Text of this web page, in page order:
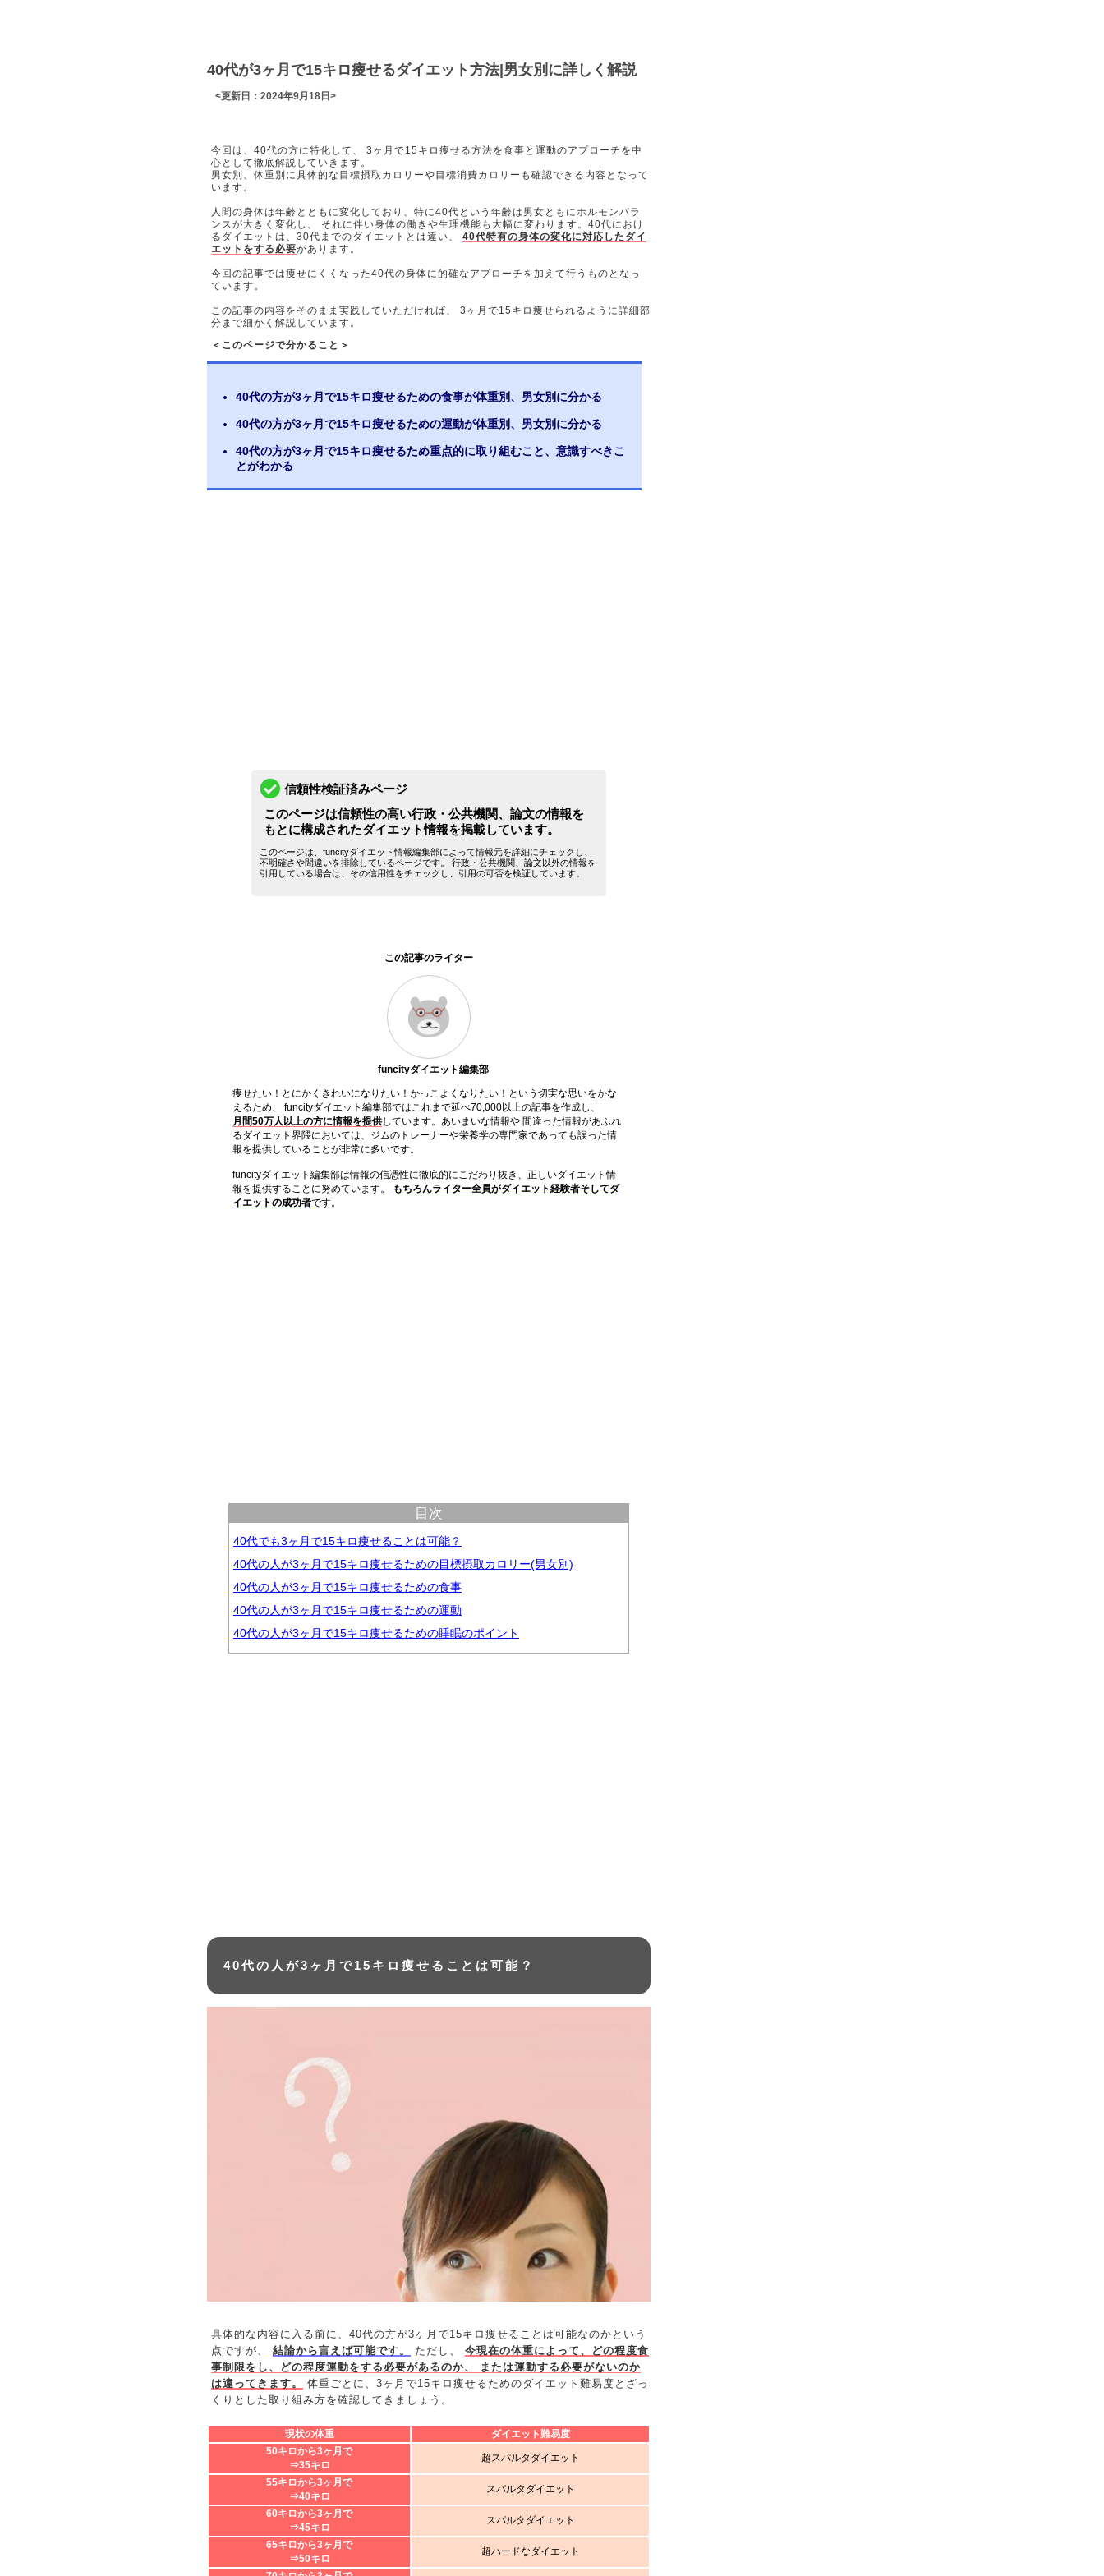
40代が3ヶ月で15キロ痩せるダイエット方法|男女別に詳しく解説
<更新日：2024年9月18日>
今回は、40代の方に特化して、 3ヶ月で15キロ痩せる方法を食事と運動のアプローチを中
心として徹底解説していきます。
男女別、体重別に具体的な目標摂取カロリーや目標消費カロリーも確認できる内容となって
います。
人間の身体は年齢とともに変化しており、特に40代という年齢は男女ともにホルモンバラ
ンスが大きく変化し、 それに伴い身体の働きや生理機能も大幅に変わります。40代におけ
るダイエットは、30代までのダイエットとは違い、 40代特有の身体の変化に対応したダイ
エットをする必要があります。
今回の記事では痩せにくくなった40代の身体に的確なアプローチを加えて行うものとなっ
ています。
この記事の内容をそのまま実践していただければ、 3ヶ月で15キロ痩せられるように詳細部
分まで細かく解説しています。
＜このページで分かること＞
40代の方が3ヶ月で15キロ痩せるための食事が体重別、男女別に分かる
40代の方が3ヶ月で15キロ痩せるための運動が体重別、男女別に分かる
40代の方が3ヶ月で15キロ痩せるため重点的に取り組むこと、意識すべきこ
とがわかる
信頼性検証済みページ
このページは信頼性の高い行政・公共機関、論文の情報を
もとに構成されたダイエット情報を掲載しています。
このページは、funcityダイエット情報編集部によって情報元を詳細にチェックし、
不明確さや間違いを排除しているページです。 行政・公共機関、論文以外の情報を
引用している場合は、その信用性をチェックし、引用の可否を検証しています。
この記事のライター
funcityダイエット編集部
痩せたい！とにかくきれいになりたい！かっこよくなりたい！という切実な思いをかな
えるため、 funcityダイエット編集部ではこれまで延べ70,000以上の記事を作成し、
月間50万人以上の方に情報を提供しています。あいまいな情報や 間違った情報があふれ
るダイエット界隈においては、ジムのトレーナーや栄養学の専門家であっても誤った情
報を提供していることが非常に多いです。
funcityダイエット編集部は情報の信憑性に徹底的にこだわり抜き、正しいダイエット情
報を提供することに努めています。
もちろんライター全員がダイエット経験者そしてダ
イエットの成功者です。
目次
40代でも3ヶ月で15キロ痩せることは可能？
40代の人が3ヶ月で15キロ痩せるための目標摂取カロリー(男女別)
40代の人が3ヶ月で15キロ痩せるための食事
40代の人が3ヶ月で15キロ痩せるための運動
40代の人が3ヶ月で15キロ痩せるための睡眠のポイント
40代の人が3ヶ月で15キロ痩せることは可能？
具体的な内容に入る前に、40代の方が3ヶ月で15キロ痩せることは可能なのかという
点ですが、 結論から言えば可能です。 ただし、 今現在の体重によって、どの程度食
事制限をし、どの程度運動をする必要があるのか、 または運動する必要がないのか
は違ってきます。
体重ごとに、3ヶ月で15キロ痩せるためのダイエット難易度とざっ
くりとした取り組み方を確認してきましょう。
現状の体重
ダイエット難易度
50キロから3ヶ月で
⇒35キロ
超スパルタダイエット
55キロから3ヶ月で
⇒40キロ
スパルタダイエット
60キロから3ヶ月で
⇒45キロ
スパルタダイエット
65キロから3ヶ月で
⇒50キロ
超ハードなダイエット